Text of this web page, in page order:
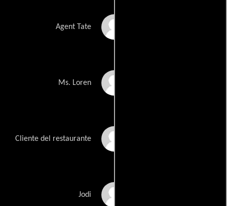
Agent Tate
Ms. Loren
Cliente del restaurante
Jodi